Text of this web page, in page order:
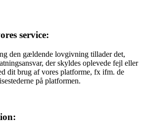
service:
den gældende lovgivning tillader det,
der skyldes oplevede fejl eller
dit brug af vores platforme, fx ifm. de
på platformen.